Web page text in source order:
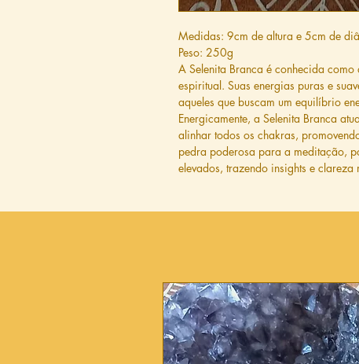
Medidas: 9cm de altura e 5cm de
Peso: 250g
A Selenita Branca é conhecida
espiritual. Suas energias puras e
aqueles que buscam um equilíbrio
Energicamente, a Selenita Branca
alinhar todos os chakras,
pedra poderosa para a meditação,
elevados, trazendo insights e clareza